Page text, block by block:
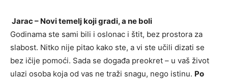
Jarac – Novi temelj koji gradi, a ne boli
Godinama ste sami bili i oslonac i štit, bez prostora za
slabost. Nitko nije pitao kako ste, a vi ste učili dizati se
bez ičije pomoći. Sada se događa preokret – u vaš život
ulazi osoba koja od vas ne traži snagu, nego istinu. Po